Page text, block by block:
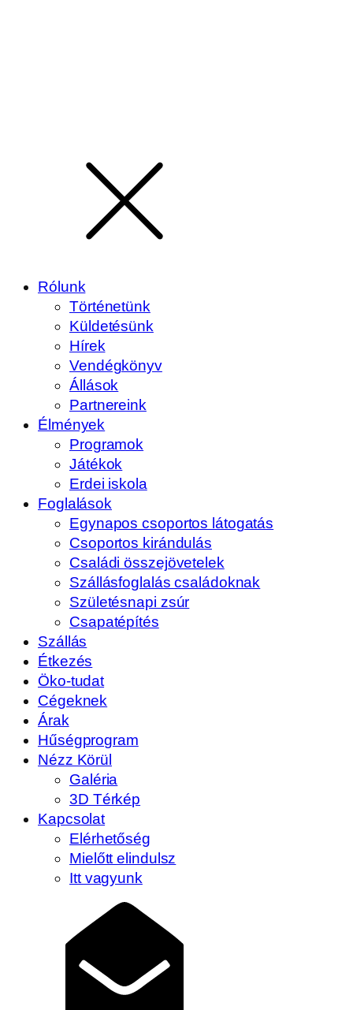
Rólunk
Történetünk
Küldetésünk
Hírek
Vendégkönyv
Állások
Partnereink
Élmények
Programok
Játékok
Erdei iskola
Foglalások
Egynapos csoportos látogatás
Csoportos kirándulás
Családi összejövetelek
Szállásfoglalás családoknak
Születésnapi zsúr
Csapatépítés
Szállás
Étkezés
Öko-tudat
Cégeknek
Árak
Hűségprogram
Nézz Körül
Galéria
3D Térkép
Kapcsolat
Elérhetőség
Mielőtt elindulsz
Itt vagyunk